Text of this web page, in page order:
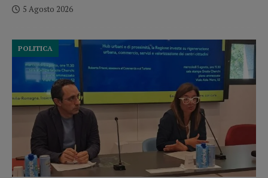
5 Agosto 2026
POLITICA